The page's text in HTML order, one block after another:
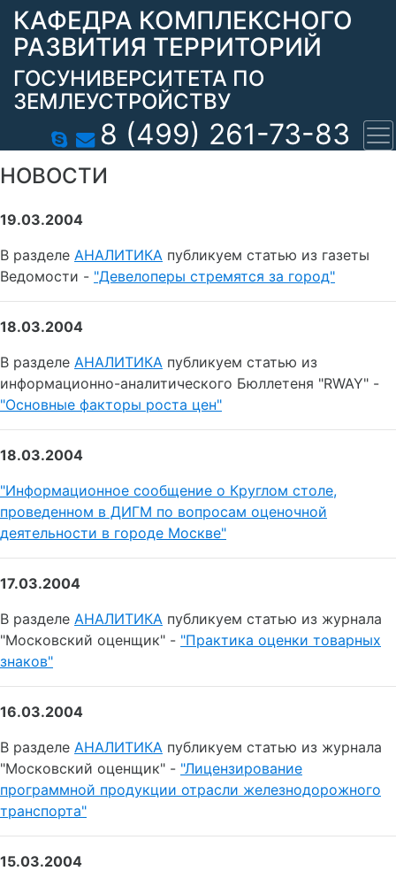
КАФЕДРА КОМПЛЕКСНОГО
РАЗВИТИЯ ТЕРРИТОРИЙ
ГОСУНИВЕРСИТЕТА ПО
ЗЕМЛЕУСТРОЙСТВУ
8 (499) 261-73-83
НОВОСТИ
19.03.2004
В разделе АНАЛИТИКА публикуем статью из газеты
Ведомости - "Девелоперы стремятся за город"
18.03.2004
В разделе АНАЛИТИКА публикуем статью из
информационно-аналитического Бюллетеня "RWAY" -
"Основные факторы роста цен"
18.03.2004
"Информационное сообщение о Круглом столе,
проведенном в ДИГМ по вопросам оценочной
деятельности в городе Москве"
17.03.2004
В разделе АНАЛИТИКА публикуем статью из журнала
"Московский оценщик" - "Практика оценки товарных
знаков"
16.03.2004
В разделе АНАЛИТИКА публикуем статью из журнала
"Московский оценщик" - "Лицензирование
программной продукции отрасли железнодорожного
транспорта"
15.03.2004